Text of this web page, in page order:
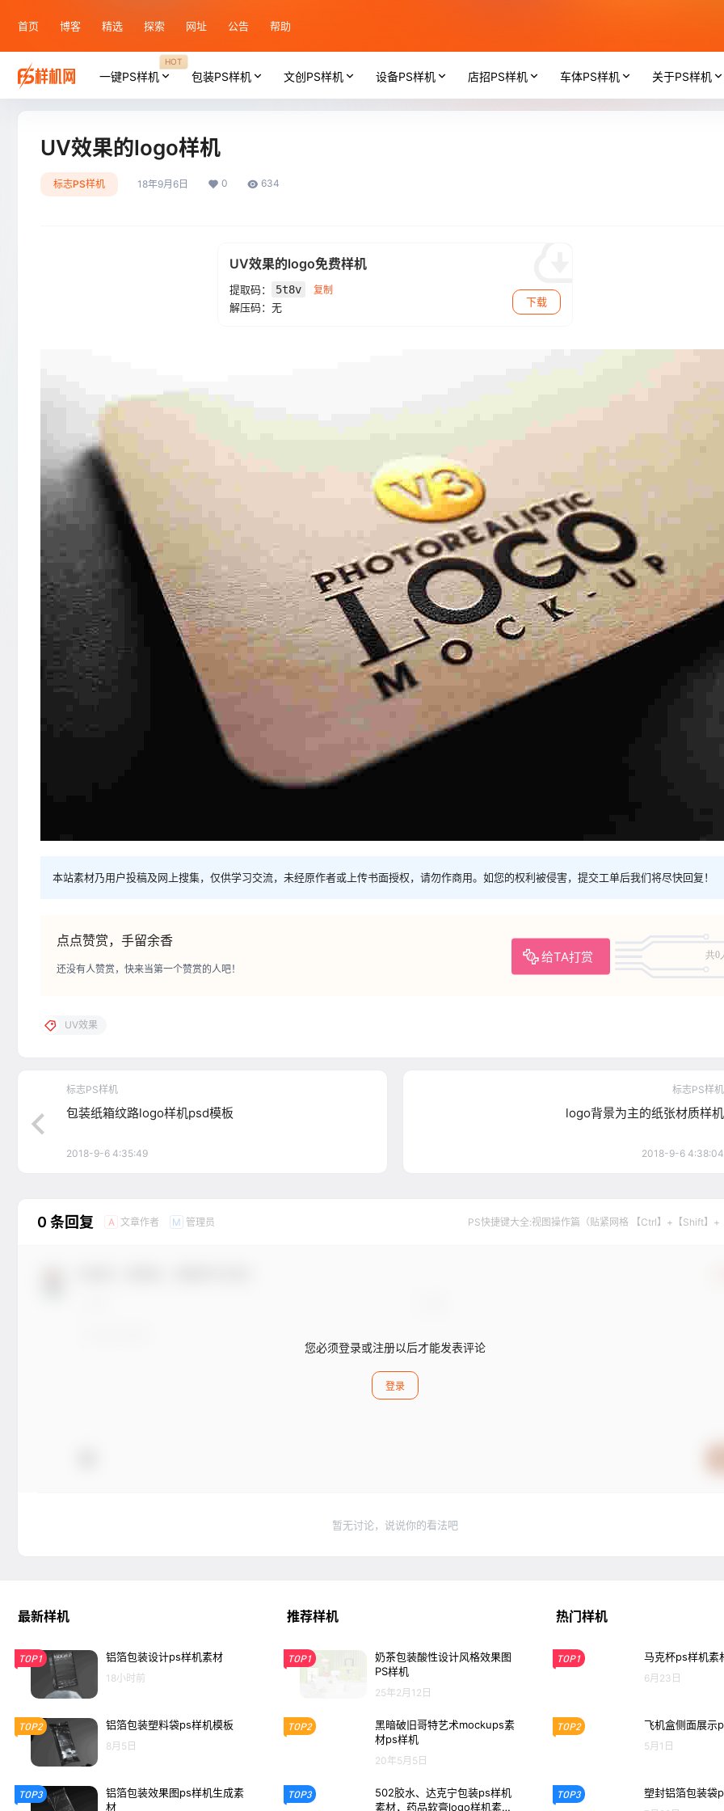
首页 博客 精选 探索 网址 公告 帮助
一键PS样机
HOT
包装PS样机 文创PS样机 设备PS样机 店招PS样机 车体PS样机 关于PS样机
UV效果的logo样机
标志PS样机 18年9月6日 0 634
UV效果的logo免费样机
提取码： 5t8v 复制
解压码：无 下载
本站素材乃用户投稿及网上搜集，仅供学习交流，未经原作者或上传书面授权，请勿作商用。如您的权利被侵害，提交工单后我们将尽快回复！
点点赞赏，手留余香
给TA打赏 共0
还没有人赞赏，快来当第一个赞赏的人吧！
UV效果
标志PS样机
包装纸箱纹路logo样机psd模板
2018-9-6 4:35:49
标志PS样机
logo背景为主的纸张材质样机
2018-9-6 4:38:04
0 条回复 A 文章作者 M 管理员 PS快捷键大全:视图操作篇（贴紧网格 【Ctrl】+【Shift】+
您必须登录或注册以后才能发表评论
登录
暂无讨论，说说你的看法吧
最新样机
TOP1 铝箔包装设计ps样机素材
18小时前
TOP2 铝箔包装塑料袋ps样机模板
8月5日
TOP3
铝箔包装效果图ps样机生成素
材
推荐样机
TOP1
奶茶包装酸性设计风格效果图
PS样机
25年2月12日
TOP2
黑暗破旧哥特艺术mockups素
材ps样机
20年5月5日
TOP3
502胶水、达克宁包装ps样机
素材，药品软膏logo样机素材
热门样机
TOP1 马克杯ps样机素
6月23日
TOP2 飞机盒侧面展示
5月1日
TOP3 塑封铝箔包装袋